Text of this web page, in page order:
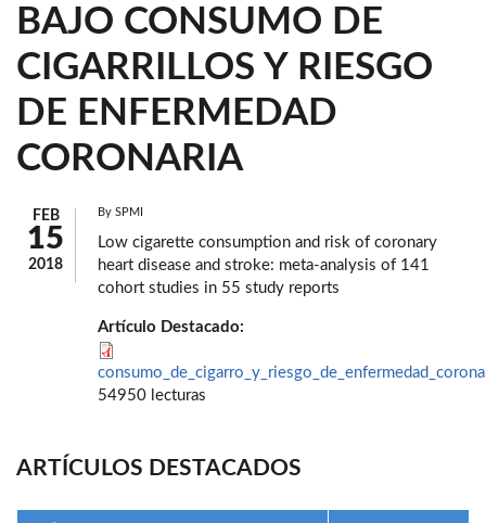
BAJO CONSUMO DE
CIGARRILLOS Y RIESGO
DE ENFERMEDAD
CORONARIA
FEB
15
2018
By SPMI
Low cigarette consumption and risk of coronary
heart disease and stroke: meta-analysis of 141
cohort studies in 55 study reports
Artículo Destacado:
54950 lecturas
ARTÍCULOS DESTACADOS